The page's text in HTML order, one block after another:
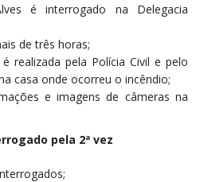
é interrogado na Delegacia
de três horas;
realizada pela Polícia Civil e pelo
casa onde ocorreu o incêndio;
e imagens de câmeras na
pela 2ª vez